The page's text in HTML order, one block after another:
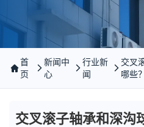
首
页
新闻中
心
行业新
闻
交叉
哪些？
交叉滚子轴承和深沟